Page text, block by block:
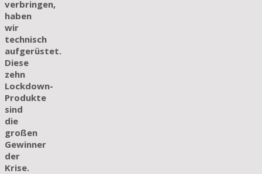
verbringen,
haben
wir
technisch
aufgerüstet.
Diese
zehn
Lockdown-
Produkte
sind
die
großen
Gewinner
der
Krise.